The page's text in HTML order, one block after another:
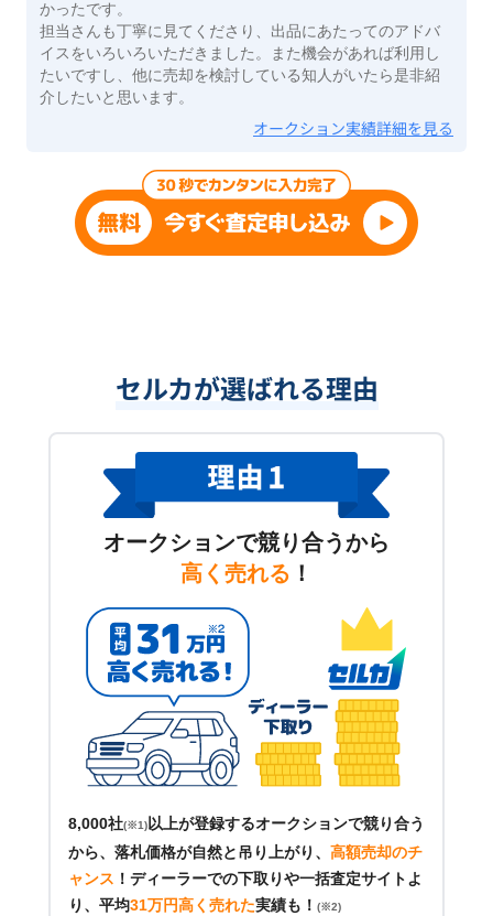
かったです。
担当さんも丁寧に見てくださり、出品にあたってのアドバ
イスをいろいろいただきました。また機会があれば利用し
たいですし、他に売却を検討している知人がいたら是非紹
介したいと思います。
オークション実績詳細を見る
セルカが選ばれる理由
オークションで競り合うから
高く売れる ！
8,000社(※1)以上が登録するオークションで競り合う
から、落札価格が自然と吊り上がり、 高額売却のチ
ャンス ！ ディーラーでの下取りや一括査定サイトよ
り、平均31万円高く売れた実績も！ (※2)